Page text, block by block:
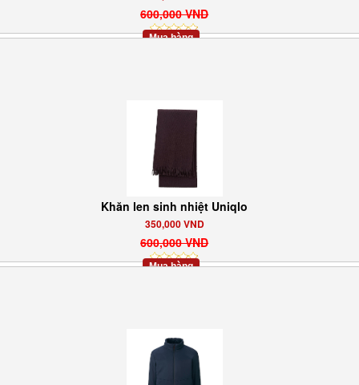
600,000 VND
Mua hàng
Khăn len sinh nhiệt Uniqlo
350,000 VND
600,000 VND
Mua hàng